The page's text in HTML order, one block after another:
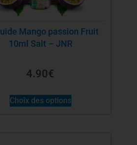
Mango passion Fruit
10ml Salt – JNR
4.90€
Choix des options